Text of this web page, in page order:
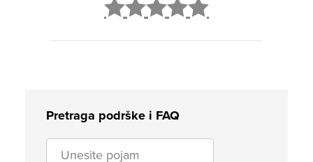
Pretraga podrške i FAQ